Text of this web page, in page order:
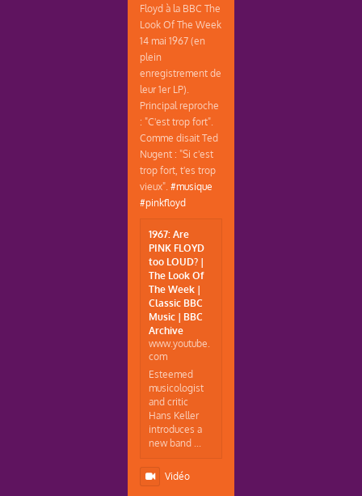
Floyd à la BBC The
Look Of The Week
14 mai 1967 (en
plein
enregistrement de
leur 1er LP).
Principal reproche
: "C'est trop fort".
Comme disait Ted
Nugent : "Si c'est
trop fort, t'es trop
vieux".#musique
#pinkfloyd
1967: Are
PINK FLOYD
too LOUD? |
The Look Of
The Week |
Classic BBC
Music | BBC
Archive
www.youtube.
com
Esteemed
musicologist
and critic
Hans Keller
introduces a
new band ...
Vidéo